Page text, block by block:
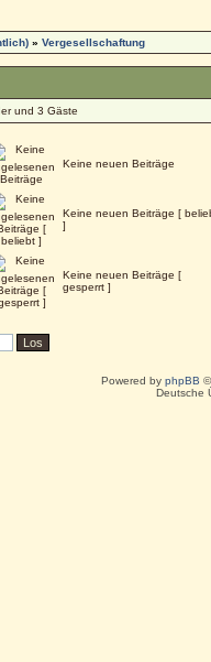
»Vergesellschaftung
und 3 Gäste
Keine neuen Beiträge
Keine neuen Beiträge [
]
Keine neuen Beiträge [
gesperrt ]
Powered by phpBB
Deutsche